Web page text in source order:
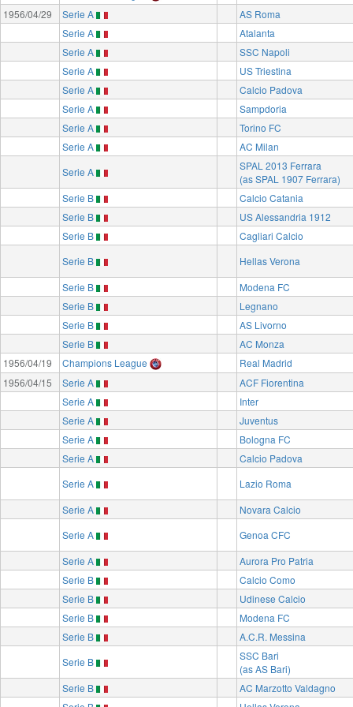
1956/04/29
Serie A
AS Roma
Serie A
Atalanta
Serie A
SSC Napoli
Serie A
US Triestina
Serie A
Calcio Padova
Serie A
Sampdoria
Serie A
Torino FC
Serie A
AC Milan
Serie A
SPAL 2013 Ferrara
(as SPAL 1907 Ferrara)
Serie B
Calcio Catania
Serie B
US Alessandria 1912
Serie B
Cagliari Calcio
Serie B
Hellas Verona
Serie B
Modena FC
Serie B
Legnano
Serie B
AS Livorno
Serie B
AC Monza
1956/04/19
Champions League
Real Madrid
1956/04/15
Serie A
ACF Fiorentina
Serie A
Inter
Serie A
Juventus
Serie A
Bologna FC
Serie A
Calcio Padova
Serie A
Lazio Roma
Serie A
Novara Calcio
Serie A
Genoa CFC
Serie A
Aurora Pro Patria
Serie B
Calcio Como
Serie B
Udinese Calcio
Serie B
Modena FC
Serie B
A.C.R. Messina
Serie B
SSC Bari
(as AS Bari)
Serie B
AC Marzotto Valdagno